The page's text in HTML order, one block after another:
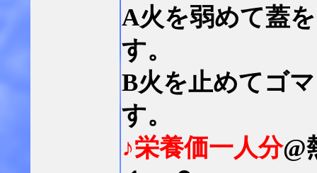
A火を弱めて蓋
す。
B火を止めてゴ
す。
♪栄養価一人分@